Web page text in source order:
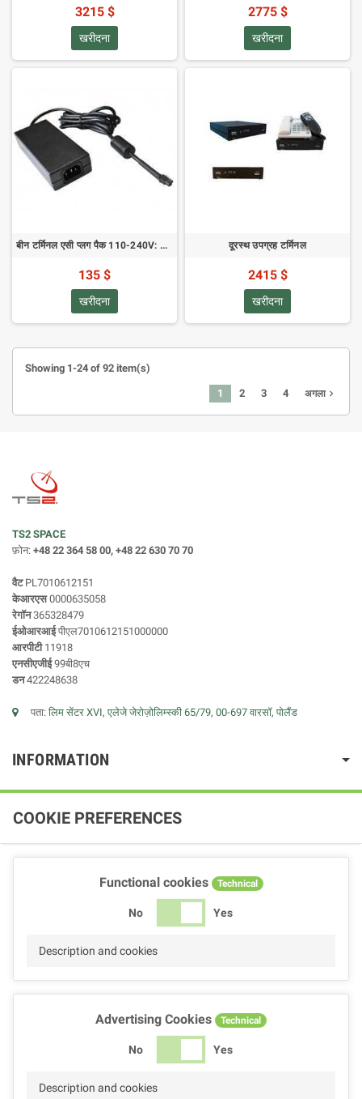
3215 $
खरीदना
2775 $
खरीदना
बीन टर्मिनल एसी प्लग पैक 110-240V: आरएसटी100/आरएसटी200/आरएसटी310 के साथ उपयोग के लिए
135 $
खरीदना
दूरस्थ उपग्रह टर्मिनल
2415 $
खरीदना
Showing 1-24 of 92 item(s)
1 2 3 4 अगलाnavigate_next
TS2 SPACE
फ़ोन: +48 22 364 58 00, +48 22 630 70 70
वैटPL7010612151
केआरएस0000635058
रेगॉन365328479
ईओआरआईपीएल7010612151000000
आरपीटी11918
एनसीएजीई99बी8एच
डन422248638
पता: लिम सेंटर XVI, एलेजे जेरोज़ोलिम्स्की 65/79, 00-697 वारसॉ, पोलैंड
INFORMATION
COOKIE PREFERENCES
Functional cookies Technical
No Yes
Description and cookies
Advertising Cookies Technical
No Yes
Description and cookies